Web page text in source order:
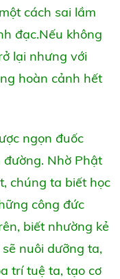
cách sai lầm
đạc.Nếu không
lại nhưng với
hoàn cảnh hết
ngọn đuốc
Nhờ Phật
chúng ta biết học
công đức
biết nhường kẻ
nuôi dưỡng ta,
trí tuệ ta, tạo cơ